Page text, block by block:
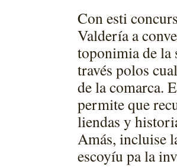
Con esti
Valdería a
toponimia de la
través polos
de la comarca.
permite que
liendas y
Amás, incluise
escoyíu pa la